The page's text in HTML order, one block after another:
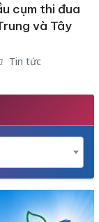
cụm thi đua
và Tây
Tin tức